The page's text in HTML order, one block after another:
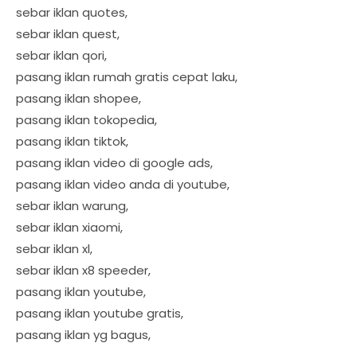
sebar iklan quotes,
sebar iklan quest,
sebar iklan qori,
pasang iklan rumah gratis cepat laku,
pasang iklan shopee,
pasang iklan tokopedia,
pasang iklan tiktok,
pasang iklan video di google ads,
pasang iklan video anda di youtube,
sebar iklan warung,
sebar iklan xiaomi,
sebar iklan xl,
sebar iklan x8 speeder,
pasang iklan youtube,
pasang iklan youtube gratis,
pasang iklan yg bagus,